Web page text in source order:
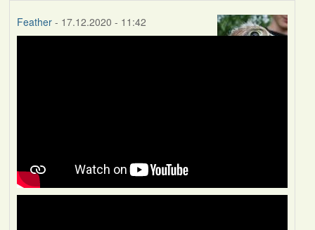
Feather- 17.12.2020 - 11:42